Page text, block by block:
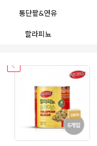
통단팥&연유
할라피뇨